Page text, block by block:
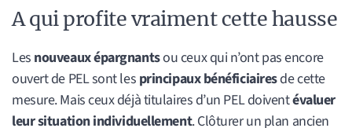
A qui profite vraiment cette hausse
Les nouveaux épargnantsou ceux qui n’ont pas encore
ouvert de PEL sont les principaux bénéficiairesde cette
mesure. Mais ceux déjà titulaires d’un PEL doiventévaluer
leur situation individuellement. Clôturer un plan ancien